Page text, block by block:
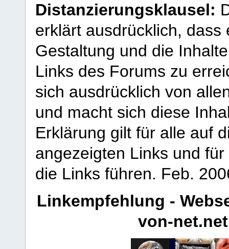
Distanzierungsklausel:
erklärt ausdrücklich,
Gestaltung und die
Links des Forums zu
sich ausdrücklich von
und macht sich diese
Erklärung gilt für alle auf
angezeigten Links und
die Links führen. Feb.
Linkempfehlung -
von-net.net